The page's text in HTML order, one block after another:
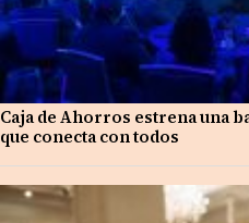
Caja de Ahorros estrena una
que conecta con todos